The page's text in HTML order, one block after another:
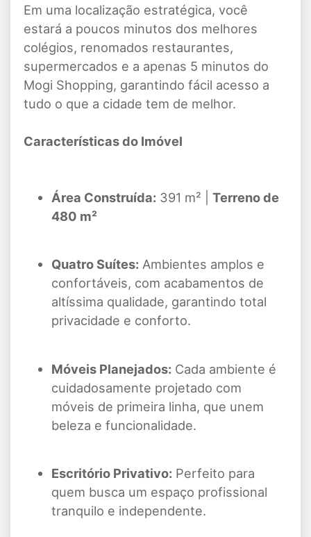
Em uma localização estratégica, você
estará a poucos minutos dos melhores
colégios, renomados restaurantes,
supermercados e a apenas 5 minutos do
Mogi Shopping, garantindo fácil acesso a
tudo o que a cidade tem de melhor.
Características do Imóvel
Área Construída: 391 m² | Terreno de
480 m²
Quatro Suítes: Ambientes amplos e
confortáveis, com acabamentos de
altíssima qualidade, garantindo total
privacidade e conforto.
Móveis Planejados: Cada ambiente é
cuidadosamente projetado com
móveis de primeira linha, que unem
beleza e funcionalidade.
Escritório Privativo: Perfeito para
quem busca um espaço profissional
tranquilo e independente.